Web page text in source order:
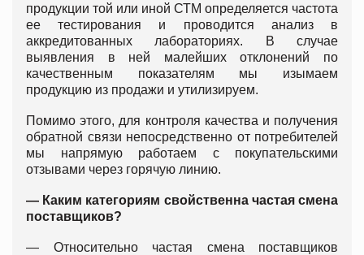
продукции той или иной СТМ определяется частота
ее тестирования и проводится анализ в
аккредитованных лабораториях. В случае
выявления в ней малейших отклонений по
качественным показателям мы изымаем
продукцию из продажи и утилизируем.
Помимо этого, для контроля качества и получения
обратной связи непосредственно от потребителей
мы напрямую работаем с покупательскими
отзывами через горячую линию.
— Каким категориям свойственна частая смена
поставщиков?
— Относительно частая смена поставщиков